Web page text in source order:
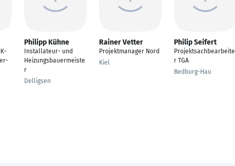
Philipp Kühne
Installateur- und
Heizungsbauermeiste
r
Delligsen
Rainer Vetter
Projektmanager Nord
Kiel
Philip Seifert
Projektsachbearbeite
r TGA
Bedburg-Hau